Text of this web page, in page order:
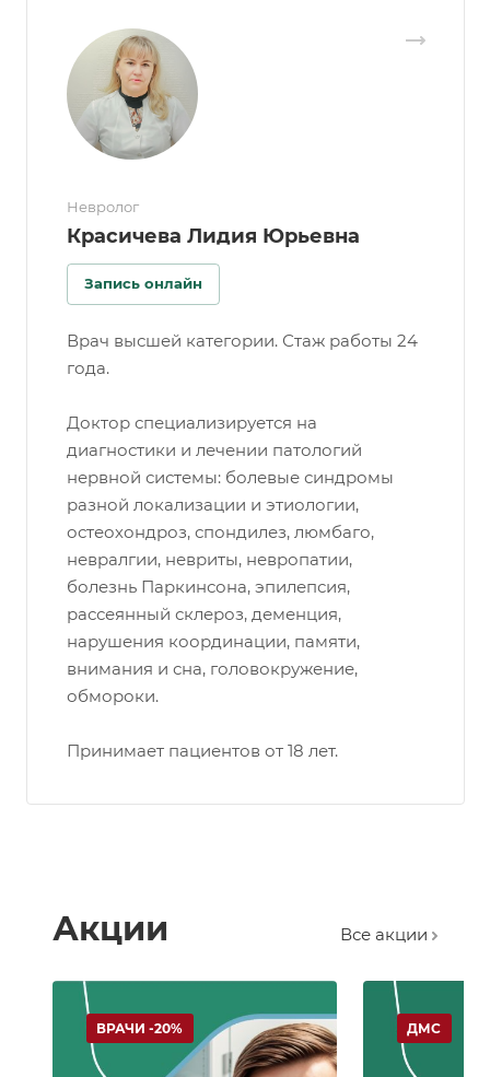
Невролог
Красичева Лидия Юрьевна
Запись онлайн
Врач высшей категории. Стаж работы 24
года.
Доктор специализируется на
диагностики и лечении патологий
нервной системы: болевые синдромы
разной локализации и этиологии,
остеохондроз, спондилез, люмбаго,
невралгии, невриты, невропатии,
болезнь Паркинсона, эпилепсия,
рассеянный склероз, деменция,
нарушения координации, памяти,
внимания и сна, головокружение,
обмороки.
Принимает пациентов от 18 лет.
Акции Все акции
ВРАЧИ -20% ДМС